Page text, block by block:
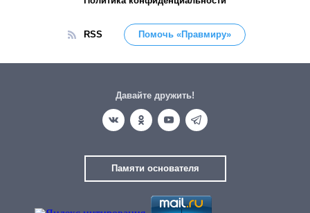
RSS Помочь «Правмиру»
Давайте дружить!
Памяти основателя